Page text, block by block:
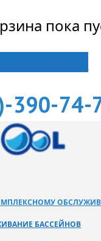
пока
390-74-
БАССЕЙНОВ